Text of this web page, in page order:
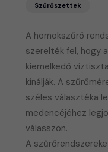
A homokszűrő
szerelték fel, hogy
kiemelkedő
kínálják. A
széles választéka
medencéjéhez
válasszon.
A
Szűrőszettek